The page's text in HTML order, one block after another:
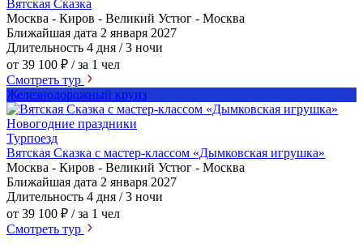
Вятская Сказка
Москва - Киров - Великий Устюг - Москва
Ближайшая дата 2 января 2027
Длительность 4 дня / 3 ночи
от 39 100 ₽ / за 1 чел
Смотреть тур
Железнодорожный круиз
Новогодние праздники
Турпоезд
Вятская Сказка с мастер-классом «Дымковская игрушка»
Москва - Киров - Великий Устюг - Москва
Ближайшая дата 2 января 2027
Длительность 4 дня / 3 ночи
от 39 100 ₽ / за 1 чел
Смотреть тур